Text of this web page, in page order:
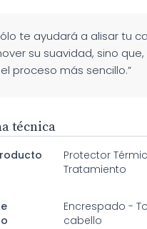
te ayudará a alisar tu
su suavidad, sino
proceso más sencillo.”
técnica
Protector
Tratamiento
Encrespado -
cabello